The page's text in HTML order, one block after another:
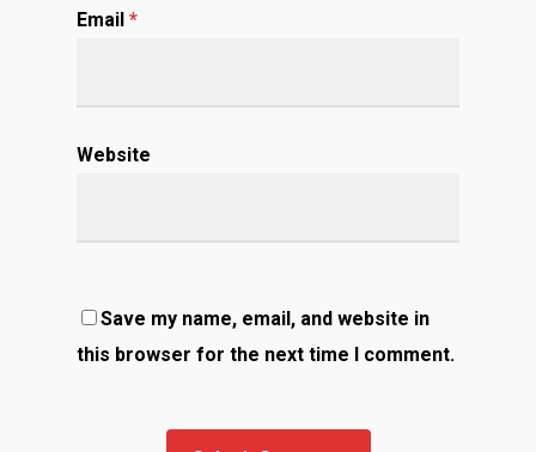
Email *
Website
Save my name, email, and website in
this browser for the next time I comment.